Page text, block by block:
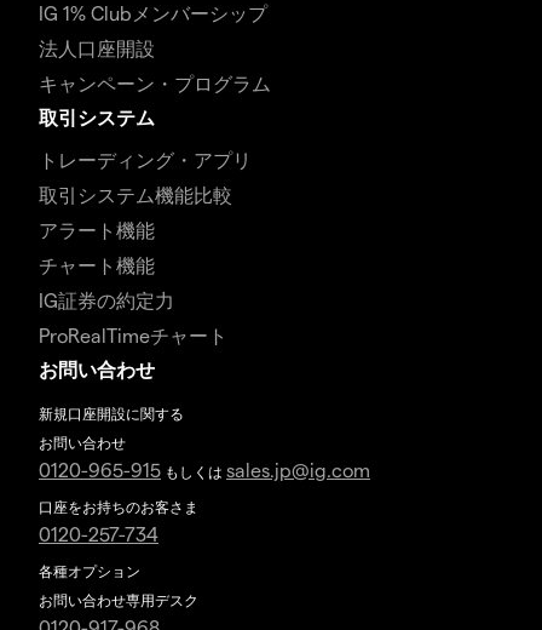
IG 1% Clubメンバーシップ
法人口座開設
キャンペーン・プログラム
取引システム
トレーディング・アプリ
取引システム機能比較
アラート機能
チャート機能
IG証券の約定力
ProRealTimeチャート
お問い合わせ
新規口座開設に関する
お問い合わせ
0120-965-915 もしくは sales.jp@ig.com
口座をお持ちのお客さま
0120-257-734
各種オプション
お問い合わせ専用デスク